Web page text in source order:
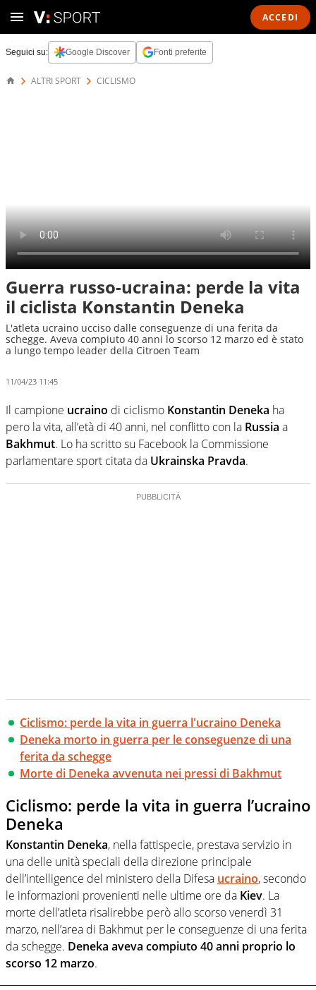
ACCEDI
Seguici su: Google Discover Fonti preferite
ALTRI SPORT CICLISMO
Guerra russo-ucraina: perde la vita
il ciclista Konstantin Deneka
L'atleta ucraino ucciso dalle conseguenze di una ferita da
schegge. Aveva compiuto 40 anni lo scorso 12 marzo ed è stato
a lungo tempo leader della Citroen Team
11/04/23 11:45
Il campione ucraino di ciclismo Konstantin Deneka ha
pero la vita, all’età di 40 anni, nel conflitto con la Russia a
Bakhmut. Lo ha scritto su Facebook la Commissione
parlamentare sport citata da Ukrainska Pravda.
Ciclismo: perde la vita in guerra l'ucraino Deneka
Deneka morto in guerra per le conseguenze di una
ferita da schegge
Morte di Deneka avvenuta nei pressi di Bakhmut
Ciclismo: perde la vita in guerra l’ucraino
Deneka
Konstantin Deneka, nella fattispecie, prestava servizio in
una delle unità speciali della direzione principale
dell’intelligence del ministero della Difesa ucraino, secondo
le informazioni provenienti nelle ultime ore da Kiev. La
morte dell’atleta risalirebbe però allo scorso venerdì 31
marzo, nell’area di Bakhmut per le conseguenze di una ferita
da schegge. Deneka aveva compiuto 40 anni proprio lo
scorso 12 marzo.